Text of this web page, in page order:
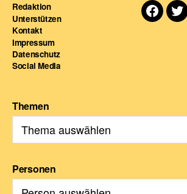
Redaktion
Unterstützen
Kontakt
Impressum
Datenschutz
Social Media
Themen
Personen